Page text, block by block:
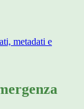
metadati e